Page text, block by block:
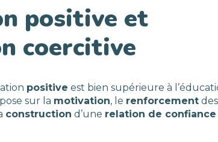
positive et
coercitive
positive est bien supérieure à
sur la motivation, le renforcement
construction d’une relation de confiance